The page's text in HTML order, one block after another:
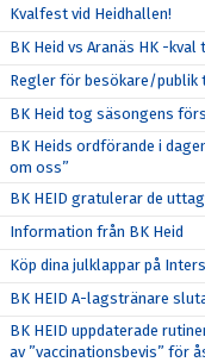
Kvalfest vid Heidhallen!
BK Heid vs Aranäs HK -kval
Regler för besökare/publik
BK Heid tog säsongens
BK Heids ordförande i
om oss”
BK HEID gratulerar de
Information från BK Heid
Köp dina julklappar på
BK HEID A-lagstränare
BK HEID uppdaterade
av ”vaccinationsbevis” för